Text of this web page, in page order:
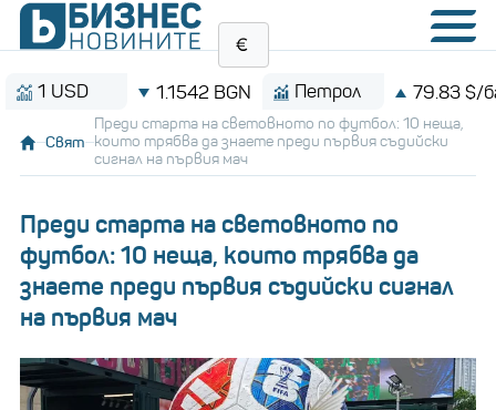
1.1542 BGN Петрол 79.83 $/барел
Свят
Преди старта на световното по футбол: 10 неща,
които трябва да знаете преди първия съдийски
сигнал на първия мач
Преди старта на световното по
футбол: 10 неща, които трябва да
знаете преди първия съдийски сигнал
на първия мач